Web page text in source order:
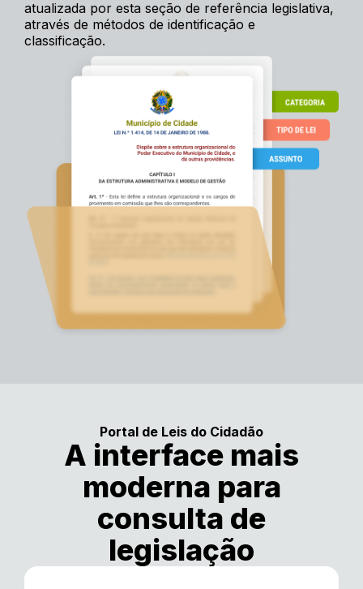
atualizada por esta seção de referência legislativa,
através de métodos de identificação e
classificação.
Portal de Leis do Cidadão
A interface mais
moderna para
consulta de
legislação